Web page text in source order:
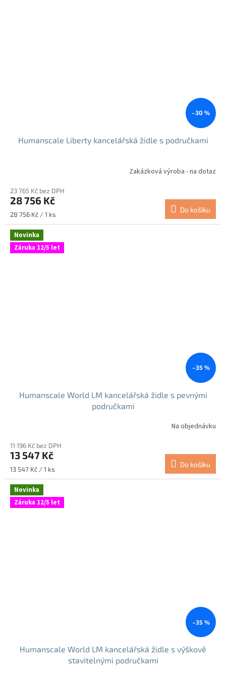
–30 %
Humanscale Liberty kancelářská židle s područkami
Zakázková výroba - na dotaz
23 765 Kč bez DPH
28 756 Kč
Měrná
cena:
28 756 Kč / 1 ks
Do košíku
Novinka
Záruka 12/5 let
–35 %
Humanscale World LM kancelářská židle s pevnými
područkami
Na objednávku
11 196 Kč bez DPH
13 547 Kč
Měrná
cena:
13 547 Kč / 1 ks
Do košíku
Novinka
Záruka 12/5 let
–35 %
Humanscale World LM kancelářská židle s výškově
stavitelnými područkami